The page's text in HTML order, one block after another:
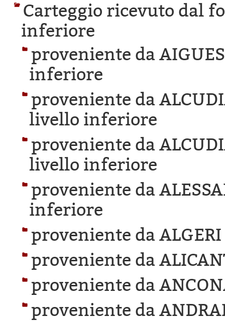
Carteggio ricevuto dal
inferiore
proveniente da
inferiore
proveniente da
livello inferiore
proveniente da
livello inferiore
proveniente da
inferiore
proveniente da
proveniente da
proveniente da
proveniente da